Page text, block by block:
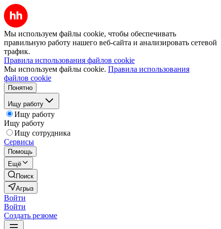
Мы используем файлы cookie, чтобы обеспечивать
правильную работу нашего веб-сайта и анализировать сетевой
трафик.
Правила использования файлов cookie
Мы используем файлы cookie. Правила использования
файлов cookie
Понятно
Ищу работу
Ищу работу
Ищу работу
Ищу сотрудника
Сервисы
Помощь
Ещё
Поиск
Агрыз
Войти
Войти
Создать резюме